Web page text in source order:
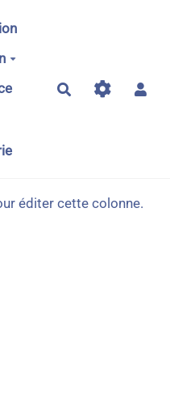
Rechercher
éditer cette colonne.